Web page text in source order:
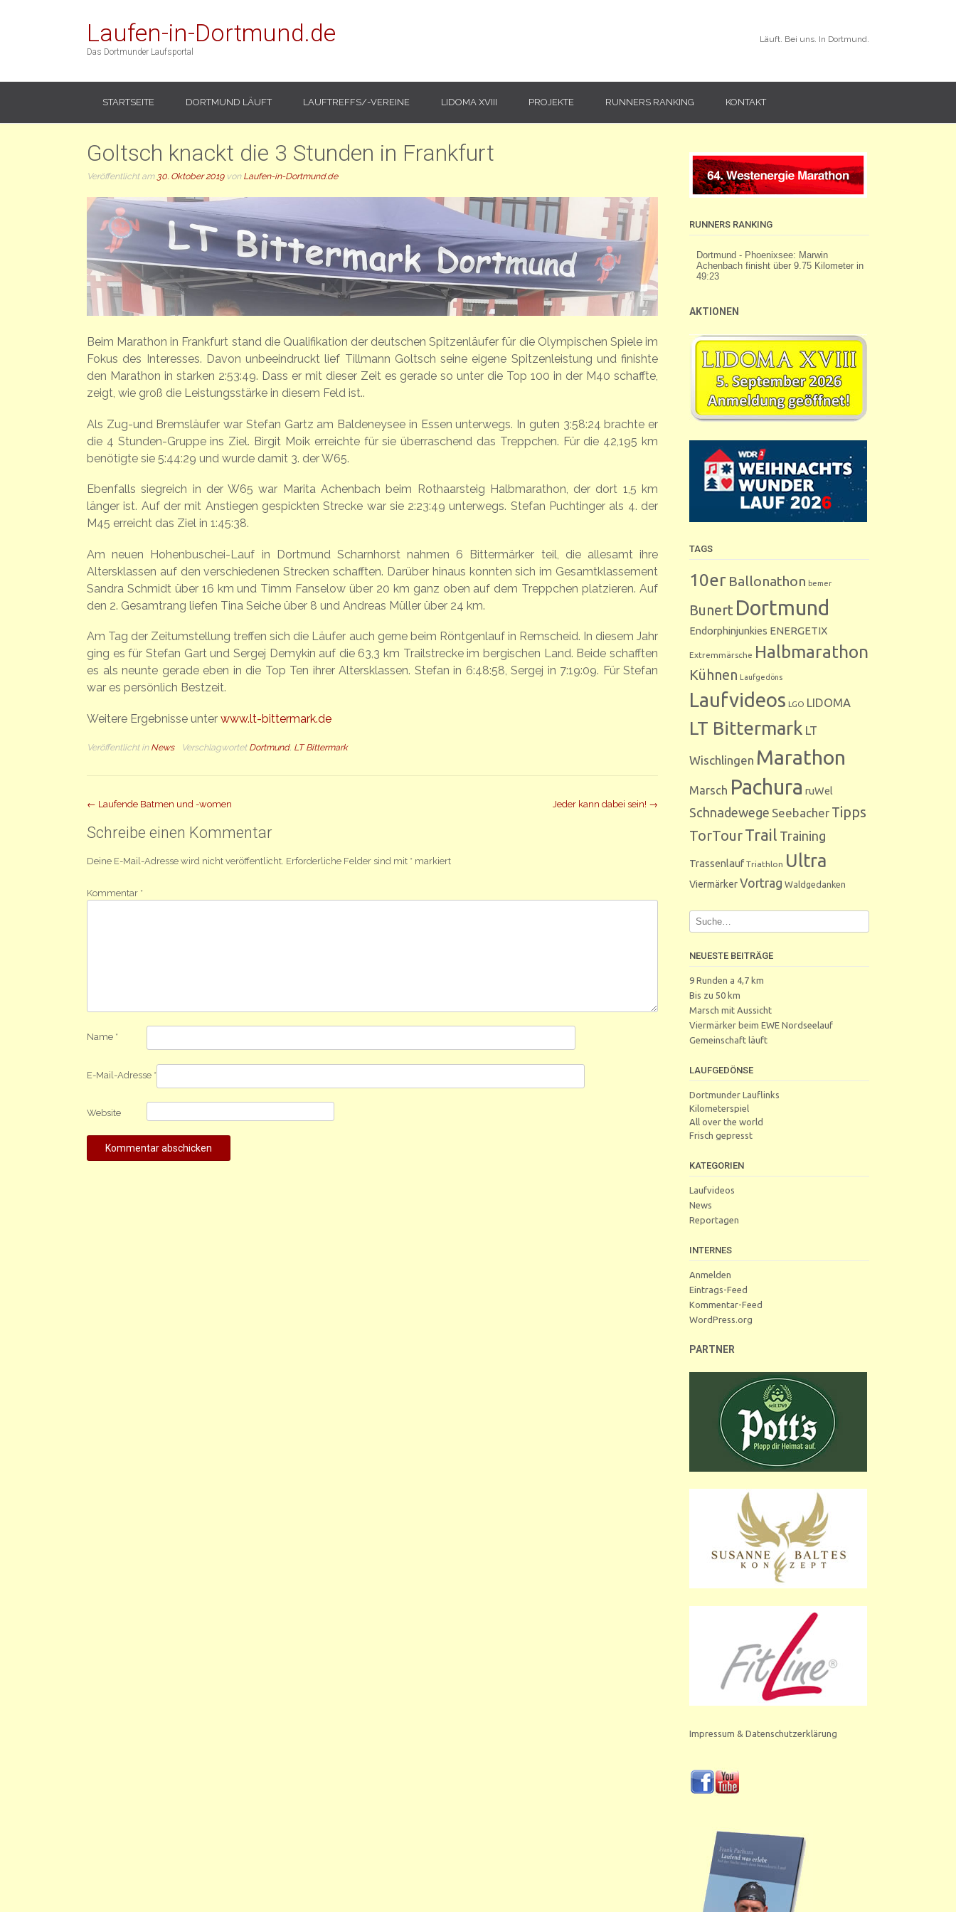
Laufen-in-Dortmund.de
Das Dortmunder Laufsportal
Läuft. Bei uns. In Dortmund.
STARTSEITE DORTMUND LÄUFT LAUFTREFFS/-VEREINE LIDOMA XVIII PROJEKTE RUNNERS RANKING KONTAKT
Goltsch knackt die 3 Stunden in Frankfurt
Veröffentlicht am 30. Oktober 2019von Laufen-in-Dortmund.de
Beim Marathon in Frankfurt stand die Qualifikation der deutschen Spitzenläufer für die Olympischen Spiele im
Fokus des Interesses. Davon unbeeindruckt lief Tillmann Goltsch seine eigene Spitzenleistung und finishte
den Marathon in starken 2:53:49. Dass er mit dieser Zeit es gerade so unter die Top 100 in der M40 schaffte,
zeigt, wie groß die Leistungsstärke in diesem Feld ist..
Als Zug-und Bremsläufer war Stefan Gartz am Baldeneysee in Essen unterwegs. In guten 3:58:24 brachte er
die 4 Stunden-Gruppe ins Ziel. Birgit Moik erreichte für sie überraschend das Treppchen. Für die 42,195 km
benötigte sie 5:44:29 und wurde damit 3. der W65.
Ebenfalls siegreich in der W65 war Marita Achenbach beim Rothaarsteig Halbmarathon, der dort 1,5 km
länger ist. Auf der mit Anstiegen gespickten Strecke war sie 2:23:49 unterwegs. Stefan Puchtinger als 4. der
M45 erreicht das Ziel in 1:45:38.
Am neuen Hohenbuschei-Lauf in Dortmund Scharnhorst nahmen 6 Bittermärker teil, die allesamt ihre
Altersklassen auf den verschiedenen Strecken schafften. Darüber hinaus konnten sich im Gesamtklassement
Sandra Schmidt über 16 km und Timm Fanselow über 20 km ganz oben auf dem Treppchen platzieren. Auf
den 2. Gesamtrang liefen Tina Seiche über 8 und Andreas Müller über 24 km.
Am Tag der Zeitumstellung treffen sich die Läufer auch gerne beim Röntgenlauf in Remscheid. In diesem Jahr
ging es für Stefan Gart und Sergej Demykin auf die 63,3 km Trailstrecke im bergischen Land. Beide schafften
es als neunte gerade eben in die Top Ten ihrer Altersklassen. Stefan in 6:48:58, Sergej in 7:19:09. Für Stefan
war es persönlich Bestzeit.
Weitere Ergebnisse unter www.lt-bittermark.de
Veröffentlicht in News Verschlagwortet Dortmund, LT Bittermark
Beitrag
Navigation
← Laufende Batmen und -women Jeder kann dabei sein! →
Schreibe einen Kommentar
Deine E-Mail-Adresse wird nicht veröffentlicht. Erforderliche Felder sind mit * markiert
Kommentar *
Name *
E-Mail-Adresse *
Website
RUNNERS RANKING
AKTIONEN
TAGS
10er Ballonathon bemer
Bunert Dortmund
Endorphinjunkies ENERGETIX
Extremmärsche Halbmarathon
Kühnen Laufgedöns
Laufvideos LGO LIDOMA
LT Bittermark LT
Wischlingen Marathon
Marsch Pachura ruWel
Schnadewege Seebacher Tipps
TorTourTrail Training
Trassenlauf Triathlon Ultra
ViermärkerVortrag Waldgedanken
NEUESTE BEITRÄGE
9 Runden a 4,7 km
Bis zu 50 km
Marsch mit Aussicht
Viermärker beim EWE Nordseelauf
Gemeinschaft läuft
LAUFGEDÖNSE
Dortmunder Lauflinks
Kilometerspiel
All over the world
Frisch gepresst
KATEGORIEN
Laufvideos
News
Reportagen
INTERNES
Anmelden
Eintrags-Feed
Kommentar-Feed
WordPress.org
PARTNER
Impressum & Datenschutzerklärung